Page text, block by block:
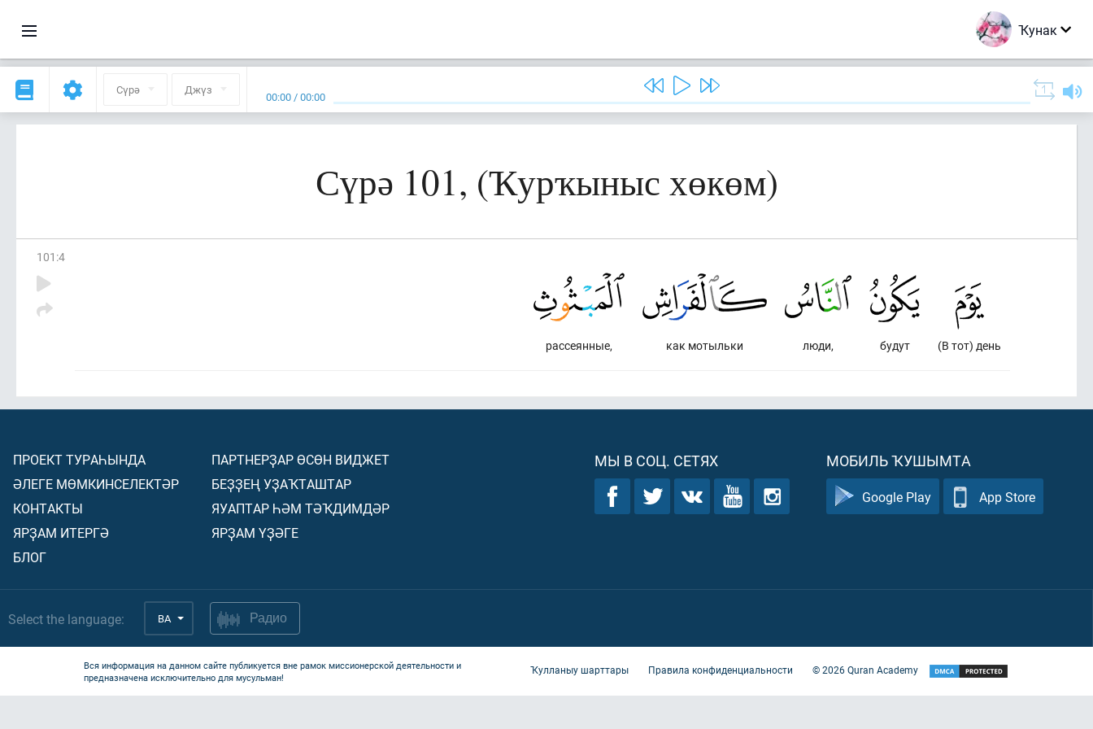
Ҡунак
Сүрә Джүз 00:00 /00:00
Сүрә 101, (Ҡурҡыныс хөкөм)
101 :4
(В тот) день
будут
люди,
как мотыльки
рассеянные,
ПРОЕКТ ТУРАҺЫНДА
ӘЛЕГЕ МӨМКИНСЕЛЕКТӘР
КОНТАКТЫ
ЯРҘАМ ИТЕРГӘ
БЛОГ
ПАРТНЕРҘАР ӨСӨН ВИДЖЕТ
БЕҘҘЕҢ УҘАҠТАШТАР
ЯУАПТАР ҺӘМ ТӘҠДИМДӘР
ЯРҘАМ ҮҘӘГЕ
МЫ В СОЦ. СЕТЯХ МОБИЛЬ ҠУШЫМТА
Google Play App Store
Select the language: BA Радио
Вся информация на данном сайте публикуется вне рамок миссионерской деятельности и
предназначена исключительно для мусульман!
Ҡулланыу шарттары Правила конфиденциальности ©2026Quran Academy